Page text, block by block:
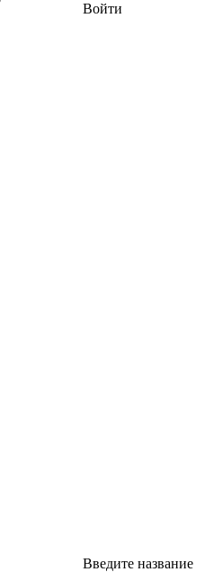
Войти
Введите название